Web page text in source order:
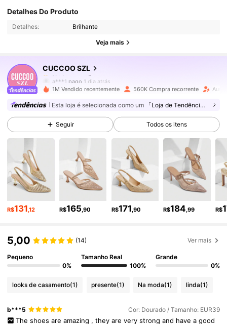
Detalhes Do Produto
Detalhes: Brilhante
Veja mais
CUCCOO SZL
4,91
899K Seguidores
a***1
1 dia atrás
4,91 899K Seguidores
4,91 899K Seguidores
899K Seguidores
899K Seguidores
4,91 899K Seguidores
4,91
1M Vendido recentemente 560K Compra recorrente
Esta loja é selecionada como um 「Loja de Tendências」
Seguir Todos os itens
R$131 ,12 R$165 ,90 R$171 ,90 R$184 ,99 R$
5,00 (14) Ver mais
Pequeno
0%
Tamanho Real
100%
Grande
0%
looks de casamento(1) presente(1) Na moda(1) linda(1)
b***5 Cor: Dourado / Tamanho: EUR39
The shoes are amazing , they are very strong and have a good